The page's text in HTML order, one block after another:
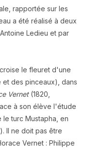
rapportée sur les
a été réalisé à deux
Ledieu et par
le fleuret d'une
et des pinceaux), dans
Vernet(1820,
à son élève l'étude
turc Mustapha, en
Il ne doit pas être
Vernet : Philippe